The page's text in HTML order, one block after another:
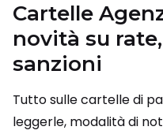
Cartelle
novità su
sanzioni
Tutto sulle cartelle di
leggerle, modalità di